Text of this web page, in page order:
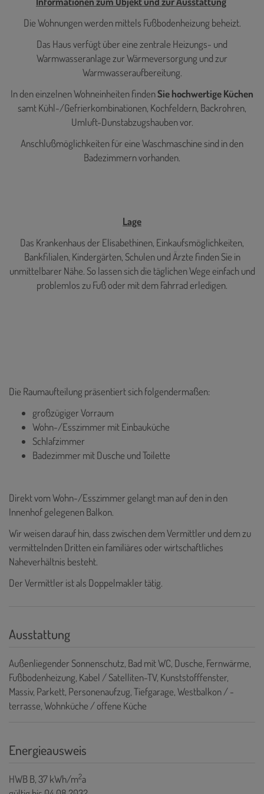
Die Wohnungen werden mittels Fußbodenheizung beheizt.
Das Haus verfügt über eine zentrale Heizungs- und
Warmwasseranlage zur Wärmeversorgung und zur
Warmwasseraufbereitung.
In den einzelnen Wohneinheiten findenSie hochwertige Küchen
samt Kühl-/Gefrierkombinationen, Kochfeldern, Backrohren,
Umluft-Dunstabzugshauben vor.
Anschlußmöglichkeiten für eine Waschmaschine sind in den
Badezimmern vorhanden.
Lage
Das Krankenhaus der Elisabethinen, Einkaufsmöglichkeiten,
Bankfilialen, Kindergärten, Schulen und Ärzte finden Sie in
unmittelbarer Nähe. So lassen sich die täglichen Wege einfach und
problemlos zu Fuß oder mit dem Fahrrad erledigen.
Die Raumaufteilung präsentiert sich folgendermaßen:
großzügiger Vorraum
Wohn-/Esszimmer mit Einbauküche
Schlafzimmer
Badezimmer mit Dusche und Toilette
Direkt vom Wohn-/Esszimmer gelangt man auf den in den
Innenhof gelegenen Balkon.
Wir weisen darauf hin, dass zwischen dem Vermittler und dem zu
vermittelnden Dritten ein familiäres oder wirtschaftliches
Naheverhältnis besteht.
Der Vermittler ist als Doppelmakler tätig.
Ausstattung
Außenliegender Sonnenschutz Bad mit WC Dusche Fernwärme
Fußbodenheizung Kabel / Satelliten-TV Kunststofffenster
Massiv Parkett Personenaufzug Tiefgarage Westbalkon / -
terrasse Wohnküche / offene Küche
Energieausweis
HWBB, 37 kWh/m2a